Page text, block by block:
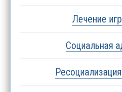
Лечение
Социальная